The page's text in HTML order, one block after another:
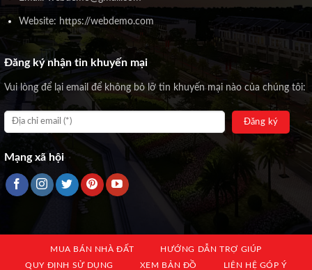
Website: https://webdemo.com
Đăng ký nhận tin khuyến mại
Vui lòng để lại email để không bỏ lỡ tin khuyến mại nào của chúng tôi:
Mạng xã hội
MUA BÁN NHÀ ĐẤT
HƯỚNG DẪN TRỢ GIÚP
QUY ĐỊNH SỬ DỤNG
XEM BẢN ĐỒ LIÊN HỆ GÓP Ý